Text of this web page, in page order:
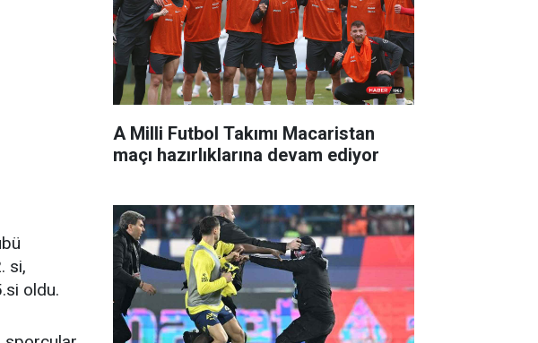
si,
oldu.
A Milli Futbol Takımı Macaristan
maçı hazırlıklarına devam ediyor